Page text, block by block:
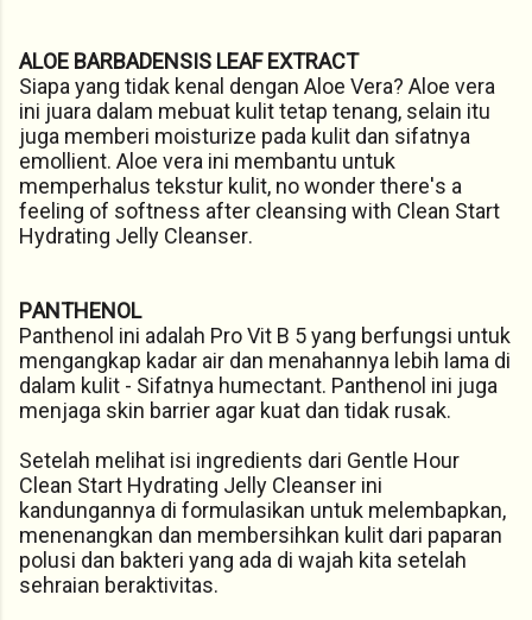
ALOE BARBADENSIS LEAF EXTRACT
Siapa yang tidak kenal dengan Aloe Vera? Aloe vera
ini juara dalam mebuat kulit tetap tenang, selain itu
juga memberi moisturize pada kulit dan sifatnya
emollient. Aloe vera ini membantu untuk
memperhalus tekstur kulit, no wonder there's a
feeling of softness after cleansing with Clean Start
Hydrating Jelly Cleanser.
PANTHENOL
Panthenol ini adalah Pro Vit B 5 yang berfungsi untuk
mengangkap kadar air dan menahannya lebih lama di
dalam kulit - Sifatnya humectant. Panthenol ini juga
menjaga skin barrier agar kuat dan tidak rusak.
Setelah melihat isi ingredients dari Gentle Hour
Clean Start Hydrating Jelly Cleanser ini
kandungannya di formulasikan untuk melembapkan,
menenangkan dan membersihkan kulit dari paparan
polusi dan bakteri yang ada di wajah kita setelah
sehraian beraktivitas.